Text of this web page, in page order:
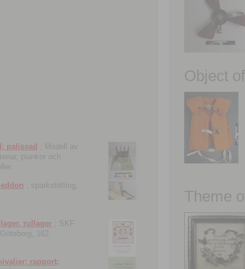
palissad
; Modell av
plankor och
; sparkstötting,
rullager ; SKF
162
rapport;
Object
Theme